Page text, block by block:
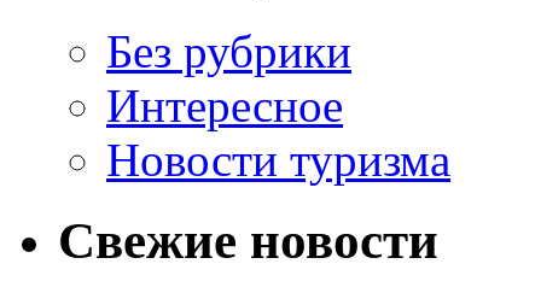
Без рубрики
Интересное
Новости туризма
Свежие новости